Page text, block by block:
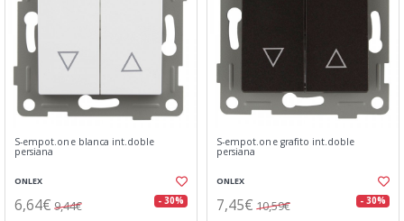
S-empot.one blanca int.doble
persiana
ONLEX
6,64€ 9,44€ - 30%
S-empot.one grafito int.doble
persiana
ONLEX
7,45€ 10,59€ - 30%